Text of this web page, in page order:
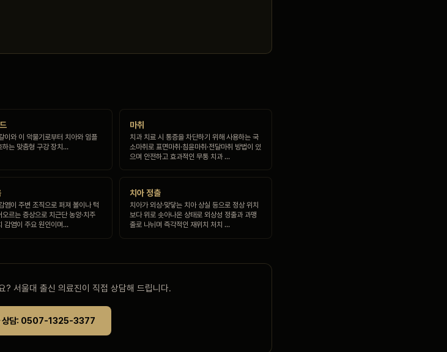
이와 이 악물기로부터 치아와 임플
하는 맞춤형 구강 장치…
마취
치과 치료 시 통증을 차단하기 위해 사용하는 국
소마취로 표면마취·침윤마취·전달마취 방법이 있
으며 안전하고 효과적인 무통 치과 …
염이 주변 조직으로 퍼져 볼이나 턱
오르는 증상으로 치근단 농양·치주
감염이 주요 원인이며…
치아 정출
치아가 외상·맞닿는 치아 상실 등으로 정상 위치
보다 위로 솟아나온 상태로 외상성 정출과 과맹
출로 나뉘며 즉각적인 재위치 처치 …
? 서울대 출신 의료진이 직접 상담해 드립니다.
상담: 0507-1325-3377